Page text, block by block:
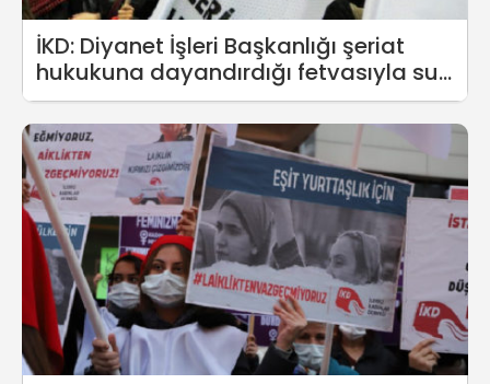
İKD: Diyanet İşleri Başkanlığı şeriat
hukukuna dayandırdığı fetvasıyla suç
işlemektedir!